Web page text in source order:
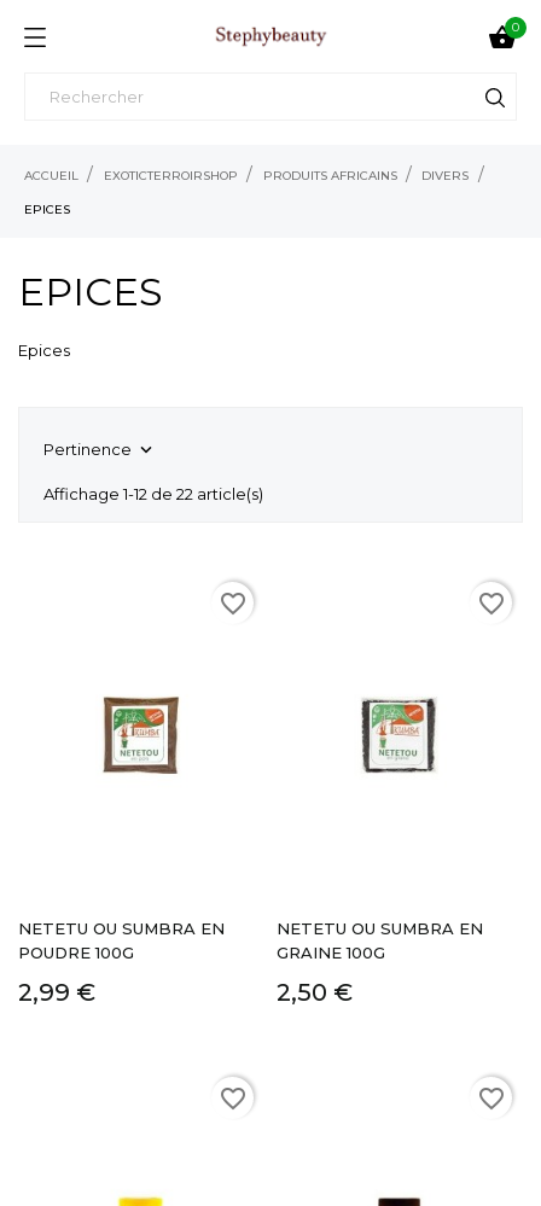
0
ACCUEIL EXOTICTERROIRSHOP PRODUITS AFRICAINS DIVERS
EPICES
EPICES
Epices
Pertinence 
Affichage 1-12 de 22 article(s)
NETETU OU SUMBRA EN
POUDRE 100G
2,99 €
favorite_border
NETETU OU SUMBRA EN
GRAINE 100G
2,50 €
favorite_border
favorite_border favorite_border